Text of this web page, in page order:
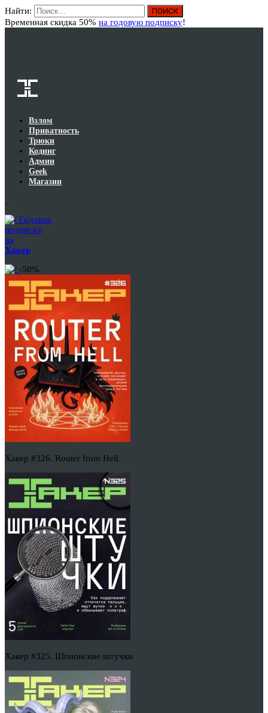
Найти:
Временная скидка 50% на годовую подписку!
Взлом
Приватность
Трюки
Кодинг
Админ
Geek
Магазин
Годовая
подписка
на
Хакер
-50%
Хакер #326. Router from Hell
Хакер #325. Шпионские штучки